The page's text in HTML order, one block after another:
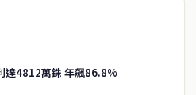
達4812萬銖 年飆86.8%